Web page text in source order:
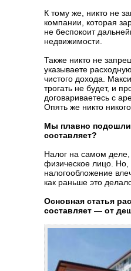
К тому же, никто не
компании, которая
не беспокоит
недвижимости.
Также никто не
указываете
чистого дохода.
трогать не будет, и
договариваетесь с
Опять же никто
Мы плавно подошли
составляет?
Налог на самом деле,
физическое лицо. Но,
налогообложение
как раньше это
Основная статья
составляет — от